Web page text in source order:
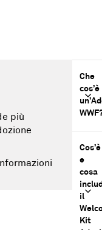
più
Che
cos’è
Cos’è
e
cosa
il
Kit